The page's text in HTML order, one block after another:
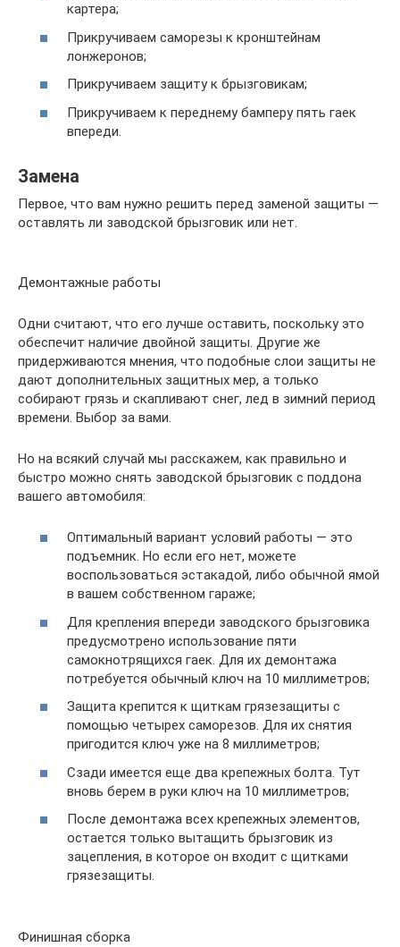
картера;
Прикручиваем саморезы к кронштейнам
лонжеронов;
Прикручиваем защиту к брызговикам;
Прикручиваем к переднему бамперу пять гаек
впереди.
Замена
Первое, что вам нужно решить перед заменой защиты —
оставлять ли заводской брызговик или нет.
Демонтажные работы
Одни считают, что его лучше оставить, поскольку это
обеспечит наличие двойной защиты. Другие же
придерживаются мнения, что подобные слои защиты не
дают дополнительных защитных мер, а только
собирают грязь и скапливают снег, лед в зимний период
времени. Выбор за вами.
Но на всякий случай мы расскажем, как правильно и
быстро можно снять заводской брызговик с поддона
вашего автомобиля:
Оптимальный вариант условий работы — это
подъемник. Но если его нет, можете
воспользоваться эстакадой, либо обычной ямой
в вашем собственном гараже;
Для крепления впереди заводского брызговика
предусмотрено использование пяти
самокнотрящихся гаек. Для их демонтажа
потребуется обычный ключ на 10 миллиметров;
Защита крепится к щиткам грязезащиты с
помощью четырех саморезов. Для их снятия
пригодится ключ уже на 8 миллиметров;
Сзади имеется еще два крепежных болта. Тут
вновь берем в руки ключ на 10 миллиметров;
После демонтажа всех крепежных элементов,
остается только вытащить брызговик из
зацепления, в которое он входит с щитками
грязезащиты.
Финишная сборка